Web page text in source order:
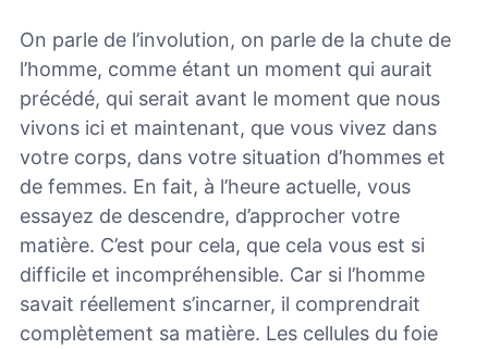
On parle de l’involution, on parle de la chute de
l’homme, comme étant un moment qui aurait
précédé, qui serait avant le moment que nous
vivons ici et maintenant, que vous vivez dans
votre corps, dans votre situation d’hommes et
de femmes. En fait, à l’heure actuelle, vous
essayez de descendre, d’approcher votre
matière. C’est pour cela, que cela vous est si
difficile et incompréhensible. Car si l’homme
savait réellement s’incarner, il comprendrait
complètement sa matière. Les cellules du foie